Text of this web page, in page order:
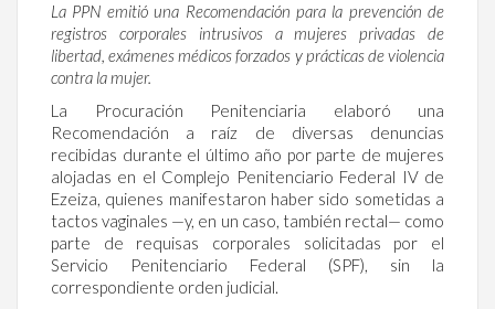
La PPN emitió una Recomendación para la prevención de
registros corporales intrusivos a mujeres privadas de
libertad, exámenes médicos forzados y prácticas de violencia
contra la mujer.
La Procuración Penitenciaria elaboró una
Recomendación a raíz de diversas denuncias
recibidas durante el último año por parte de mujeres
alojadas en el Complejo Penitenciario Federal IV de
Ezeiza, quienes manifestaron haber sido sometidas a
tactos vaginales —y, en un caso, también rectal— como
parte de requisas corporales solicitadas por el
Servicio Penitenciario Federal (SPF), sin la
correspondiente orden judicial.